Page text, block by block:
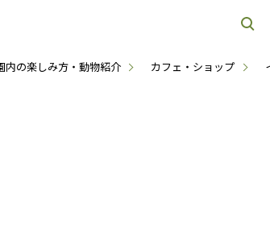
内の楽しみ方・動物紹介 カフェ・ショップ